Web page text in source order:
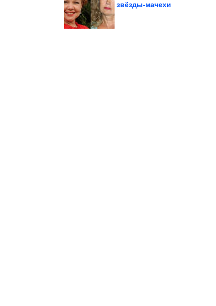
пересмотрели причины
увеличения...
звёзды-мачехи